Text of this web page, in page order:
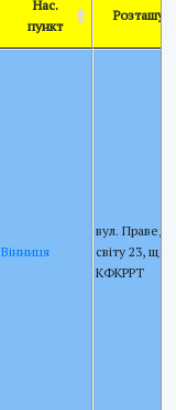
Нас.
пункт
Вінниця
вул.
світу 23,
КФКРРТ